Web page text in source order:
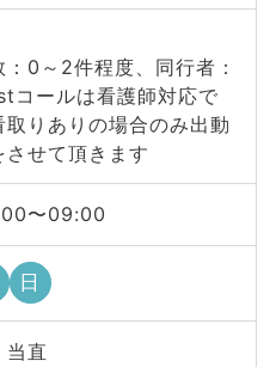
：0～2件程度、同行者：
コールは看護師対応で
取りありの場合のみ出動
させて頂きます
〜09:00
日
直